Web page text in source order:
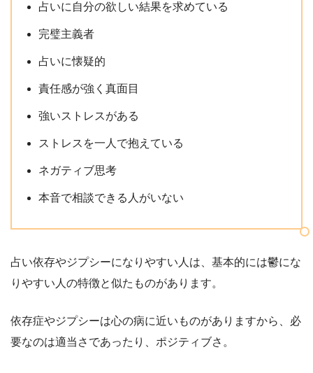
占いに自分の欲しい結果を求めている
完璧主義者
占いに懐疑的
責任感が強く真面目
強いストレスがある
ストレスを一人で抱えている
ネガティブ思考
本音で相談できる人がいない
占い依存やジプシーになりやすい人は、基本的には鬱にな
りやすい人の特徴と似たものがあります。
依存症やジプシーは心の病に近いものがありますから、必
要なのは適当さであったり、ポジティブさ。